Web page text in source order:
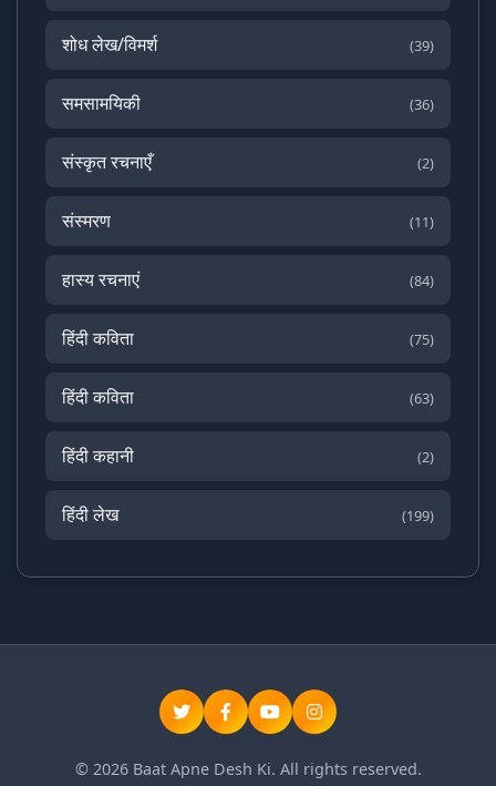
शोध लेख/विमर्श (39)
समसामयिकी (36)
संस्कृत रचनाएँ (2)
संस्मरण (11)
हास्य रचनाएं (84)
हिंदी कविता (75)
हिंदी कविता (63)
हिंदी कहानी (2)
हिंदी लेख (199)
© 2026 Baat Apne Desh Ki. All rights reserved.